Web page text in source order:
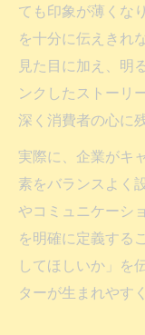
ても印象が薄くな
を十分に伝えきれ
見た目に加え、明
ンクしたストーリ
深く消費者の心に
実際に、企業がキ
素をバランスよく
やコミュニケーシ
を明確に定義する
してほしいか」を
ターが生まれやす